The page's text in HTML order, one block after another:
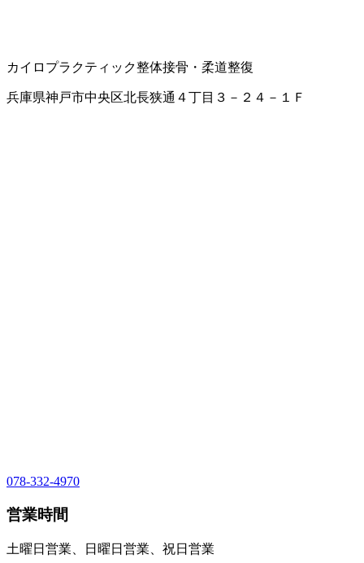
カイロプラクティック整体接骨・柔道整復
兵庫県神戸市中央区北長狭通４丁目３－２４－１Ｆ
078-332-4970
営業時間
土曜日営業、日曜日営業、祝日営業